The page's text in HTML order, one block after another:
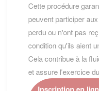
Cette procédure
peuvent participer
perdu ou n'ont pas
condition qu'ils aient
Cela contribue à la
et assure l'exercice